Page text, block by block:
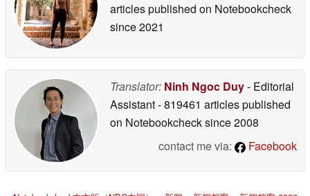
articles published on Notebookcheck
since 2021
Translator: Ninh Ngoc Duy- Editorial
Assistant- 819461 articles published
on Notebookchecksince 2008
contact me via:
Facebook